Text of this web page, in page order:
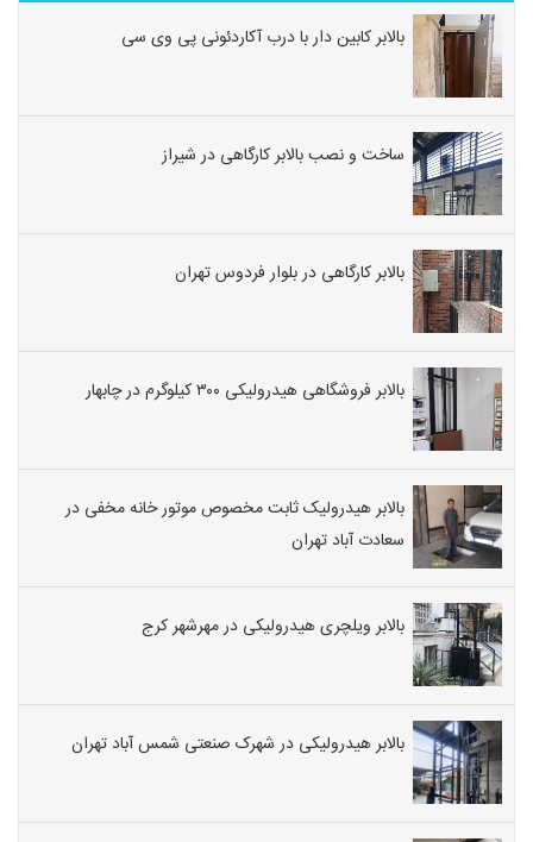
بالابر کابین دار با درب آکاردئونی پی وی سی
ساخت و نصب بالابر کارگاهی در شیراز
بالابر کارگاهی در بلوار فردوس تهران
بالابر فروشگاهی هیدرولیکی ۳۰۰ کیلوگرم در چابهار
بالابر هیدرولیک ثابت مخصوص موتور خانه مخفی در
سعادت آباد تهران
بالابر ویلچری هیدرولیکی در مهرشهر کرج
بالابر هیدرولیکی در شهرک صنعتی شمس آباد تهران